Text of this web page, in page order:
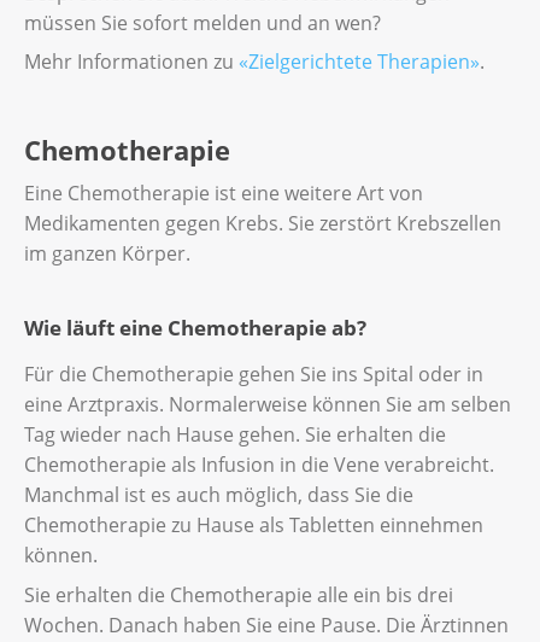
müssen Sie sofort melden und an wen?
Mehr Informationen zu «Zielgerichtete Therapien».
Chemotherapie
Eine Chemotherapie ist eine weitere Art von
Medikamenten gegen Krebs. Sie zerstört Krebszellen
im ganzen Körper.
Wie läuft eine Chemotherapie ab?
Für die Chemotherapie gehen Sie ins Spital oder in
eine Arztpraxis. Normalerweise können Sie am selben
Tag wieder nach Hause gehen. Sie erhalten die
Chemotherapie als Infusion in die Vene verabreicht.
Manchmal ist es auch möglich, dass Sie die
Chemotherapie zu Hause als Tabletten einnehmen
können.
Sie erhalten die Chemotherapie alle ein bis drei
Wochen. Danach haben Sie eine Pause. Die Ärztinnen